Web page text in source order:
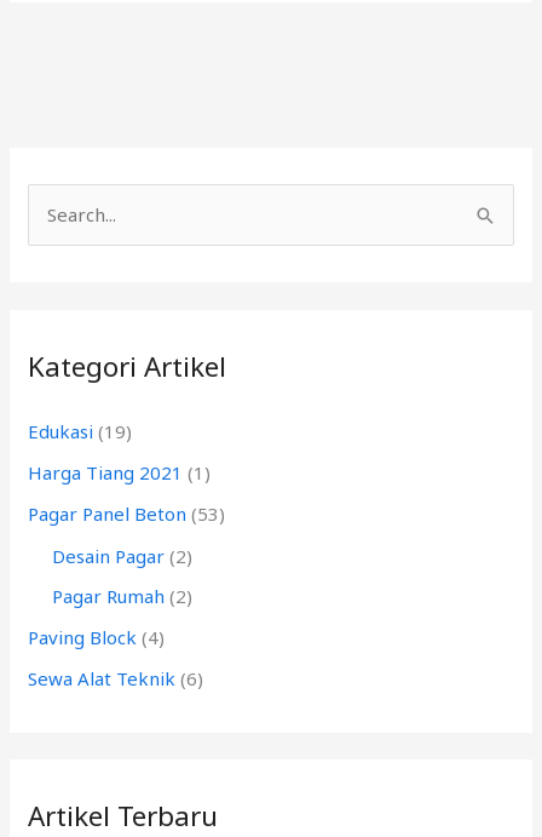
u
t
u
k
Kategori Artikel
Edukasi (19)
Harga Tiang 2021 (1)
Pagar Panel Beton (53)
Desain Pagar (2)
Pagar Rumah (2)
Paving Block (4)
Sewa Alat Teknik (6)
Artikel Terbaru